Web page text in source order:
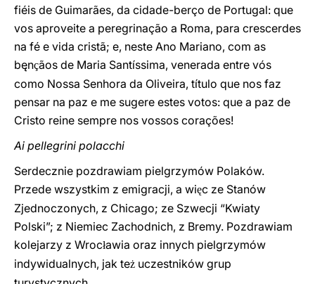
fiéis de Guimarães, da cidade-berço de Portugal: que
vos aproveite a peregrinação a Roma, para crescerdes
na fé e vida cristã; e, neste Ano Mariano, com as
bęnçãos de Maria Santíssima, venerada entre vós
como Nossa Senhora da Oliveira, título que nos faz
pensar na paz e me sugere estes votos: que a paz de
Cristo reine sempre nos vossos corações!
Ai pellegrini polacchi
Serdecznie pozdrawiam pielgrzymów Polaków.
Przede wszystkim z emigracji, a więc ze Stanów
Zjednoczonych, z Chicago; ze Szwecji “Kwiaty
Polski”; z Niemiec Zachodnich, z Bremy. Pozdrawiam
kolejarzy z Wrocławia oraz innych pielgrzymów
indywidualnych, jak też uczestników grup